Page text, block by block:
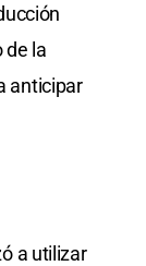
de la
anticipar
a utilizar